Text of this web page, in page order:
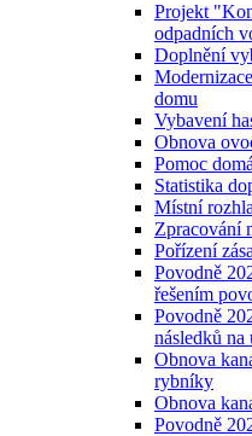
Projekt
odpadních
Doplnění
domu
Vybavení
Obnova
Pomoc
Statistika
Místní
Zpracování
Pořízení
Povodně
řešením
Povodně
následků
Obnova
rybníky
Obnova
Povodně